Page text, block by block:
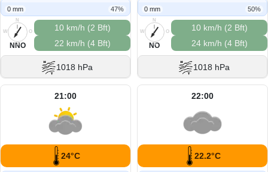
0 mm 47%
N
O
S
W
NNO
10 km/h (2 Bft)
22 km/h (4 Bft)
1018 hPa
0 mm 50%
N
O
S
W
NO
10 km/h (2 Bft)
24 km/h (4 Bft)
1018 hPa
21:00
24°C
22:00
22.2°C